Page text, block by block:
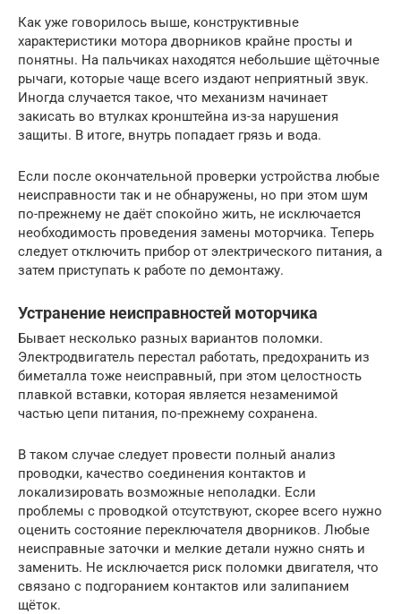
Как уже говорилось выше, конструктивные
характеристики мотора дворников крайне просты и
понятны. На пальчиках находятся небольшие щёточные
рычаги, которые чаще всего издают неприятный звук.
Иногда случается такое, что механизм начинает
закисать во втулках кронштейна из-за нарушения
защиты. В итоге, внутрь попадает грязь и вода.
Если после окончательной проверки устройства любые
неисправности так и не обнаружены, но при этом шум
по-прежнему не даёт спокойно жить, не исключается
необходимость проведения замены моторчика. Теперь
следует отключить прибор от электрического питания, а
затем приступать к работе по демонтажу.
Устранение неисправностей моторчика
Бывает несколько разных вариантов поломки.
Электродвигатель перестал работать, предохранить из
биметалла тоже неисправный, при этом целостность
плавкой вставки, которая является незаменимой
частью цепи питания, по-прежнему сохранена.
В таком случае следует провести полный анализ
проводки, качество соединения контактов и
локализировать возможные неполадки. Если
проблемы с проводкой отсутствуют, скорее всего нужно
оценить состояние переключателя дворников. Любые
неисправные заточки и мелкие детали нужно снять и
заменить. Не исключается риск поломки двигателя, что
связано с подгоранием контактов или залипанием
щёток.